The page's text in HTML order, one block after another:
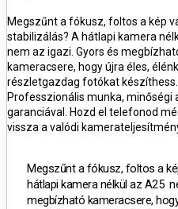
Megszűnt a fókusz, foltos a kép
stabilizálás? A hátlapi kamera
nem az igazi. Gyors és
kameracsere, hogy újra éles,
részletgazdag fotókat készíthess.
Professzionális munka, minőségi
garanciával. Hozd el telefonod
vissza a valódi
Megszűnt a fókusz, foltos a
hátlapi kamera nélkül az A25
megbízható kameracsere,